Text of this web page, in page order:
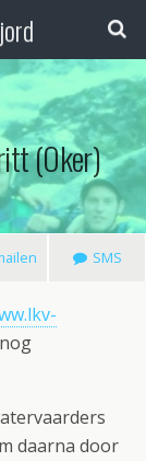
(Oker)
SMS
daarna door